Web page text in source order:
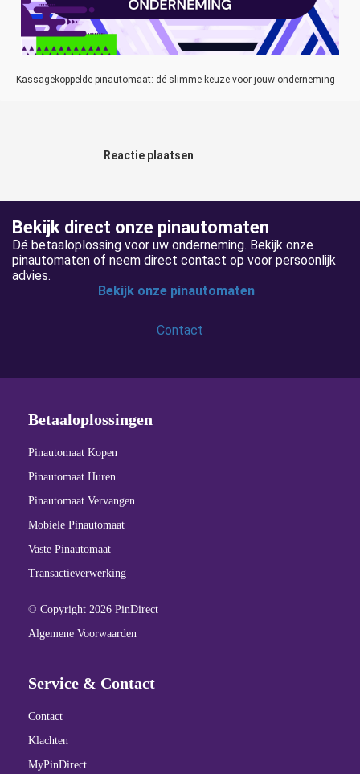
Kassagekoppelde pinautomaat: dé slimme keuze voor jouw onderneming
Reactie plaatsen
Bekijk direct onze pinautomaten
Dé betaaloplossing voor uw onderneming. Bekijk onze
pinautomaten of neem direct contact op voor persoonlijk
advies.
Bekijk onze pinautomaten
Contact
Betaaloplossingen
Pinautomaat Kopen
Pinautomaat Huren
Pinautomaat Vervangen
Mobiele Pinautomaat
Vaste Pinautomaat
Transactieverwerking
© Copyright 2026 PinDirect
Algemene Voorwaarden
Service & Contact
Contact
Klachten
MyPinDirect